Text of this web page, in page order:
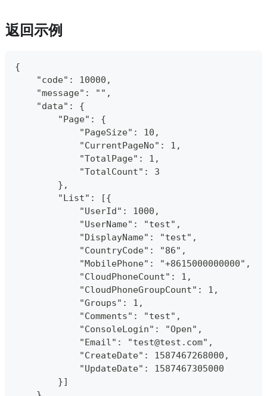
返回示例
{
    "code": 10000,
    "message": "",
    "data": {
        "Page": {
            "PageSize": 10,
            "CurrentPageNo": 1,
            "TotalPage": 1,
            "TotalCount": 3
        },
        "List": [{
            "UserId": 1000,
            "UserName": "test",
            "DisplayName": "test",
            "CountryCode": "86",
            "MobilePhone": "+8615000000000",
            "CloudPhoneCount": 1,
            "CloudPhoneGroupCount": 1,
            "Groups": 1,
            "Comments": "test",
            "ConsoleLogin": "Open",
            "Email": "test@test.com",
            "CreateDate": 1587467268000,
            "UpdateDate": 1587467305000
        }]